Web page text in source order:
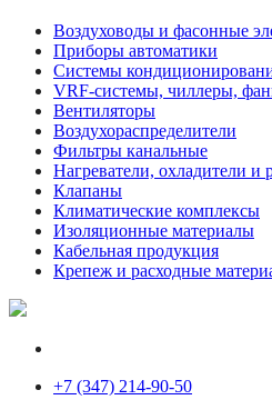
Воздуховоды и фасонные
Приборы автоматики
Системы
VRF-системы, чиллеры,
Вентиляторы
Воздухораспределители
Фильтры канальные
Нагреватели, охладители и
Клапаны
Климатические комплексы
Изоляционные материалы
Кабельная продукция
Крепеж и расходные
+7 (347) 214-90-50